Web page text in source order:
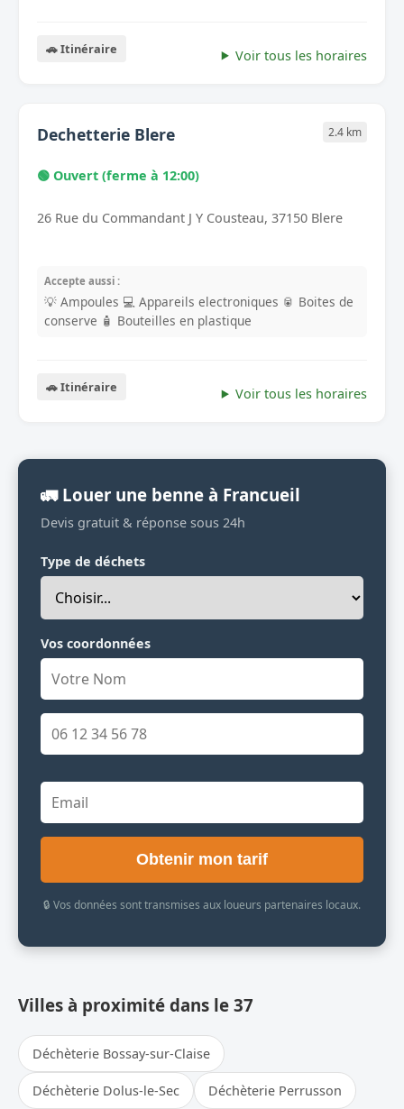
🚗 Itinéraire Voir tous les horaires
Dechetterie Blere 2.4 km
🟢 Ouvert (ferme à 12:00)
26 Rue du Commandant J Y Cousteau, 37150 Blere
Accepte aussi :
💡 Ampoules 💻 Appareils electroniques 🥫 Boites de
conserve 🧴 Bouteilles en plastique
🚗 Itinéraire Voir tous les horaires
🚛 Louer une benne à Francueil
Devis gratuit & réponse sous 24h
Type de déchets
Vos coordonnées
Obtenir mon tarif
🔒 Vos données sont transmises aux loueurs partenaires locaux.
Villes à proximité dans le 37
Déchèterie Bossay-sur-Claise
Déchèterie Dolus-le-Sec Déchèterie Perrusson